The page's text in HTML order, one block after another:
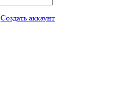
Создать аккаунт